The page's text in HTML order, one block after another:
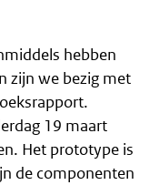
hebben
zijn we bezig met
19 maart
Het prototype is
de componenten